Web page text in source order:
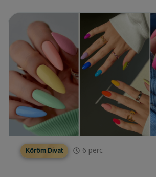
Köröm Divat 6 perc